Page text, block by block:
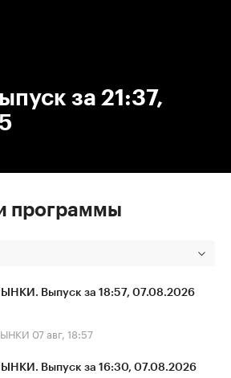
за 21:37,
программы
Выпуск за 18:57, 07.08.2026
07 авг, 18:57
Выпуск за 16:30, 07.08.2026